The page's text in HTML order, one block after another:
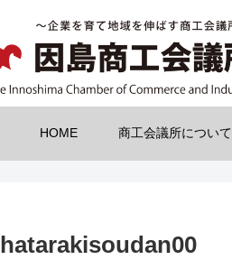
HOME 商工会議所について
hatarakisoudan00